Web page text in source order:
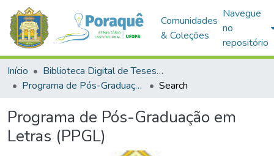
Comunidades
& Coleções
Navegue
no
repositório
Início
Biblioteca Digital de Teses e Dissertações (BDTD)
Programa de Pós-Graduação em Letras (PPGL)
Search
Programa de Pós-Graduação em
Letras (PPGL)